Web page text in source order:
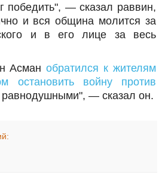
победить", — сказал раввин,
и вся община молится за
и в его лице за весь
Асманобратился к жителям
остановить войну против
равнодушными", — сказал он.